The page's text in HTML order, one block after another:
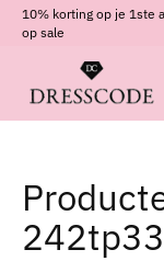
10% korting op je 1ste
op sale